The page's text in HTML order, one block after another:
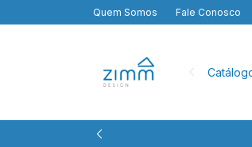
Quem Somos Fale Conosco